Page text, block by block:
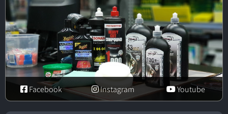
Youtube
Instagram
Facebook